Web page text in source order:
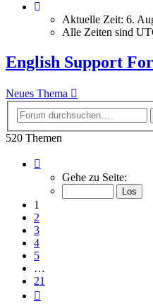
Aktuelle Zeit: 6.
Alle Zeiten sind
English Support
Neues Thema
520 Themen
von
Gehe zu Seite:
1
2
3
4
5
…
21